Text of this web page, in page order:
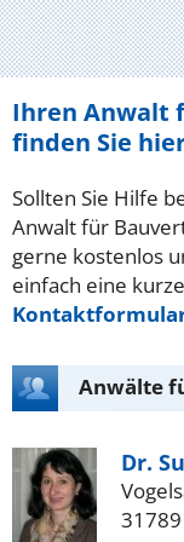
Ihren Anwalt
finden Sie
Sollten Sie Hilfe
Anwalt für
gerne kostenlos
einfach eine
Anwälte
Dr.